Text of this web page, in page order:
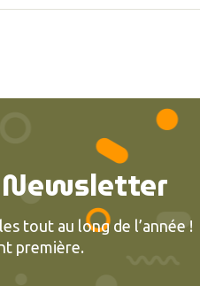
tout au long de l’année !
première.